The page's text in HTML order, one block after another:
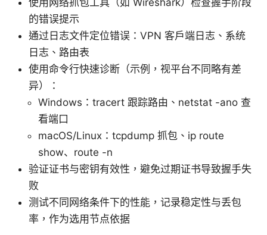
使用网络抓包工具（如 Wireshark）检查握手阶段
的错误提示
通过日志文件定位错误：VPN 客户端日志、系统
日志、路由表
使用命令行快速诊断（示例，视平台不同略有差
异）：
Windows：tracert 跟踪路由、netstat -ano 查
看端口
macOS/Linux：tcpdump 抓包、ip route
show、route -n
验证证书与密钥有效性，避免过期证书导致握手失
败
测试不同网络条件下的性能，记录稳定性与丢包
率，作为选用节点依据